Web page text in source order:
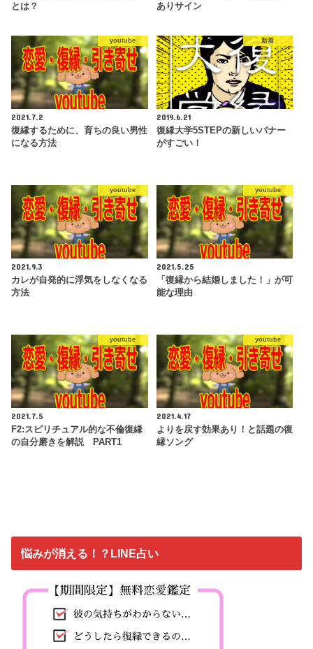
とは？
ありサイン
youtube
2021.7.2
復縁するために、育ちの良い男性
になる方法
新着
2019.6.21
復縁大学5STEPの新しいバナー
がすごい！
youtube
2021.9.3
カレが自発的に浮気をしなくなる
方法
youtube
2021.5.25
「復縁から結婚しました！」が可
能な理由
youtube
2021.7.5
F2:スピリチュアル的な不倫復縁
の自分磨きを解説 PART1
youtube
2021.4.17
よりを戻す効果あり！と話題の復
縁ソング
悩みが消える！？LINE占い